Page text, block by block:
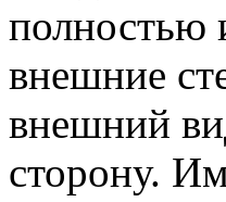
полностью
внешние
внешний
сторону.